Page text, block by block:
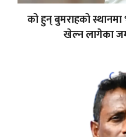
को हुन् बुमराहको
खेल्न लागेका